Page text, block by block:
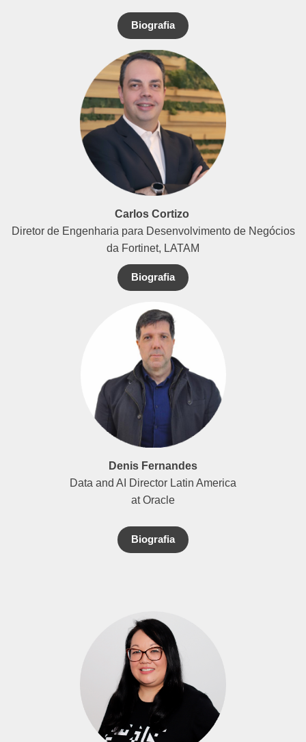
Biografia
Carlos Cortizo
Diretor de Engenharia para Desenvolvimento de Negócios
da Fortinet, LATAM
Biografia
Denis Fernandes
Data and AI Director Latin America
at Oracle
Biografia